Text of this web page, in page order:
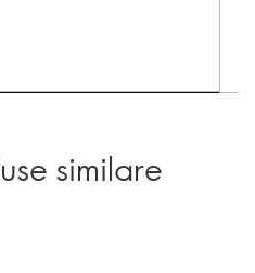
similare